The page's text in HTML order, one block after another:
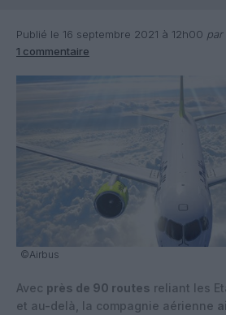
Publié le 16 septembre 2021 à 12h00 par
1 commentaire
©Airbus
Avec près de 90 routes reliant les
et au-delà, la compagnie aérienne